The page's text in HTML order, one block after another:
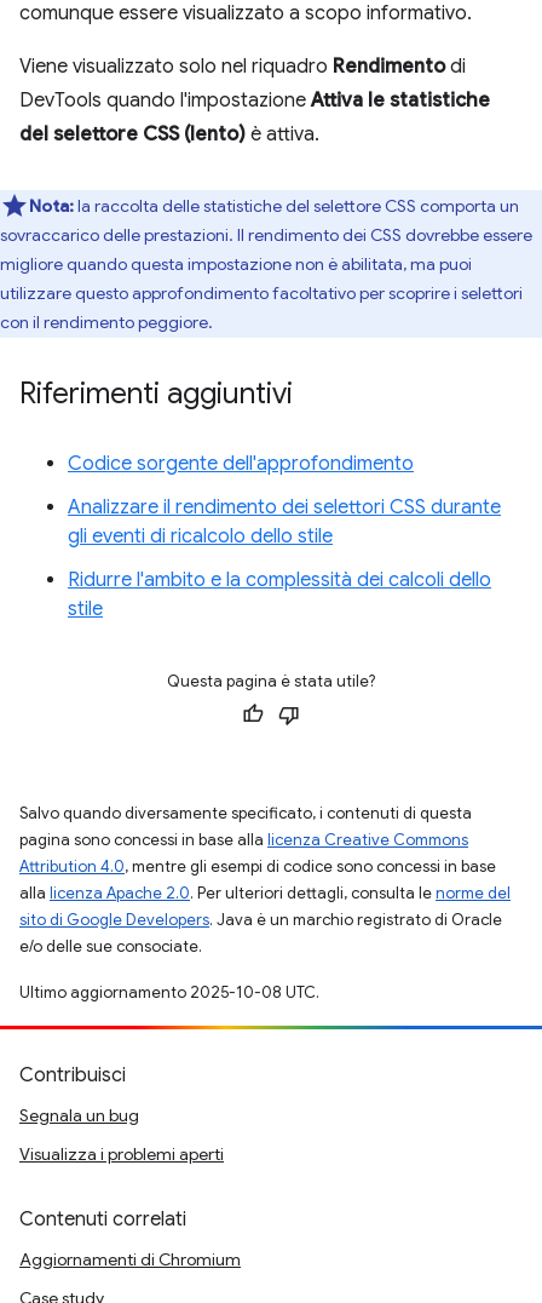
comunque essere visualizzato a scopo informativo.
Viene visualizzato solo nel riquadro Rendimentodi
DevTools quando l'impostazioneAttiva le statistiche
del selettore CSS (lento) è attiva.
Nota:la raccolta delle statistiche del selettore CSS comporta un
sovraccarico delle prestazioni. Il rendimento dei CSS dovrebbe essere
migliore quando questa impostazione non è abilitata, ma puoi
utilizzare questo approfondimento facoltativo per scoprire i selettori
con il rendimento peggiore.
Riferimenti aggiuntivi
Codice sorgente dell'approfondimento
Analizzare il rendimento dei selettori CSS durante
gli eventi di ricalcolo dello stile
Ridurre l'ambito e la complessità dei calcoli dello
stile
Questa pagina è stata utile?
Salvo quando diversamente specificato, i contenuti di questa
pagina sono concessi in base alla licenza Creative Commons
Attribution 4.0, mentre gli esempi di codice sono concessi in base
alla licenza Apache 2.0. Per ulteriori dettagli, consulta lenorme del
sito di Google Developers. Java è un marchio registrato di Oracle
e/o delle sue consociate.
Ultimo aggiornamento 2025-10-08 UTC.
Contribuisci
Segnala un bug
Visualizza i problemi aperti
Contenuti correlati
Aggiornamenti di Chromium
Case study